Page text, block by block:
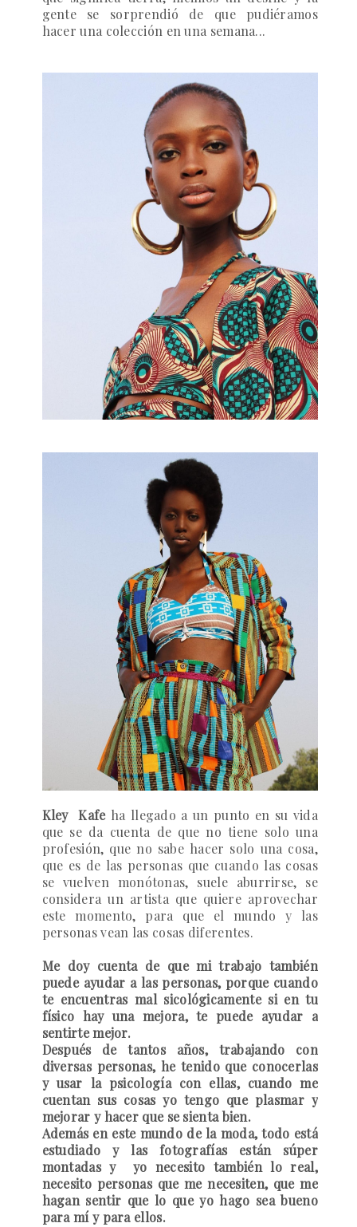
gente se sorprendió de que pudiéramos
hacer una colección en una semana...
Kley Kafeha llegado a un punto en su vida
que se da cuenta de que no tiene solo una
profesión, que no sabe hacer solo una cosa,
que es de las personas que cuando las cosas
se vuelven monótonas, suele aburrirse, se
considera un artista que quiere aprovechar
este momento, para que el mundo y las
personas vean las cosas diferentes.
Me doy cuenta de que mi trabajo también
puede ayudar a las personas, porque cuando
te encuentras mal sicológicamente si en tu
físico hay una mejora, te puede ayudar a
sentirte mejor.
Después de tantos años, trabajando con
diversas personas, he tenido que conocerlas
y usar la psicología con ellas, cuando me
cuentan sus cosas yo tengo que plasmar y
mejorar y hacer que se sienta bien.
Además en este mundo de la moda, todo está
estudiado y las fotografías están súper
montadas y yo necesito también lo real,
necesito personas que me necesiten, que me
hagan sentir que lo que yo hago sea bueno
para mí y para ellos.